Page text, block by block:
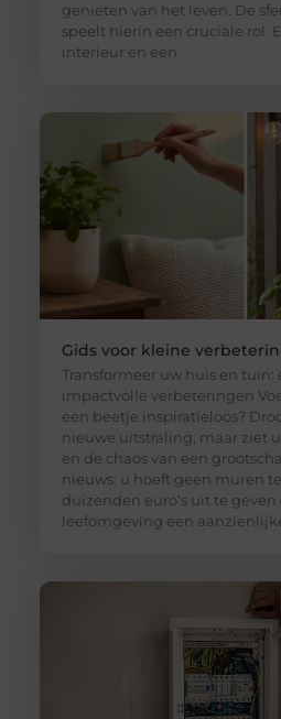
genieten van het leven. De
speelt hierin een cruciale rol.
interieur en een
Gids voor kleine
Transformeer uw huis en tuin:
impactvolle verbeteringen
een beetje inspiratieloos?
nieuwe uitstraling, maar ziet
en de chaos van een
nieuws: u hoeft geen muren
duizenden euro’s uit te
leefomgeving een